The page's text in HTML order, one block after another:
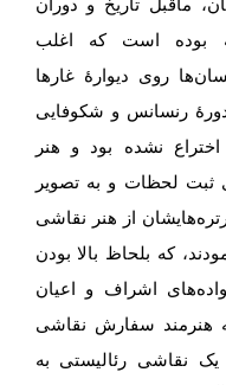
ماقبل تاریخ و دوران
بوده است که اغلب
روی دیوارهٔ غارها
رنسانس و شکوفایی
نشده بود و هنر
ثبت لحظات و به تصویر
از هنر نقاشی
که بلحاظ بالا بودن
اشراف و اعیان
هنرمند سفارش نقاشی
نقاشی رئالیستی به